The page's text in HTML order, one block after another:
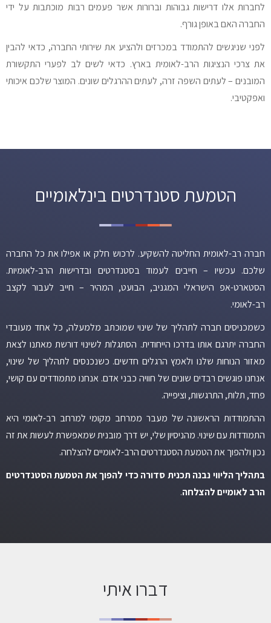
לחברות אלו דרישות גבוהות וברורות אשר פעמים רבות מוכתבות על ידי
החברה האם באופן גורף.
לפני שניגשים להתמודד במכרזים ולהציע את שירותי החברה, כדאי להבין
את צרכי הנציגות הרב-לאומית בארץ. כדאי לשים לב לפערי התקשורת
המובנים – לעתים השפה זרה, לעתים ההרגלים שונים. המוצר שלכם איכותי
ואפקטיבי.
הטמעת סטנדרטים בינלאומיים
חברה רב-לאומית החליטה להשקיע. לרכוש חלק או אפילו את כל החברה
שלכם. עכשיו – חייבים לעמוד בסטנדרטים ובדרישות הרב-לאומיות.
הסטארט-אפ הישראלי המגניב, הבועט, המהיר – חייב לעבור לקצב
רב-לאומי.
כשמכניסים חברה לתהליך של שינוי שמוכתב מלמעלה, כל אחד מעובדי
החברה יתרגם אותו בדרכו הייחודית. הסתגלות לשינוי דורשת מאתנו לצאת
מאזור הנוחות שלנו ולאמץ הרגלים חדשים. כשנכנסים לתהליך של שינוי,
אנחנו פוגשים רבדים שונים של חוויה כבני אדם. אנחנו מתמודדים עם קושי,
פחד, תלות, התרגשות, וציפייה.
ההתמודדות הראשונה של מעבר ממרחב מקומי למרחב רב-לאומי היא
התמודדות עם שינוי. מהניסיון שלי, יש דרך מובנית שמאפשרת לעשות את זה
נכון ולהפוך את הטמעת הסטנדרטים הרב-לאומיים להצלחה.
בתהליך הליווינבנה תכנית סדורה כדי להפוך את הטמעת הסטנדרטים
הרב לאומיים להצלחה.
דברו איתי